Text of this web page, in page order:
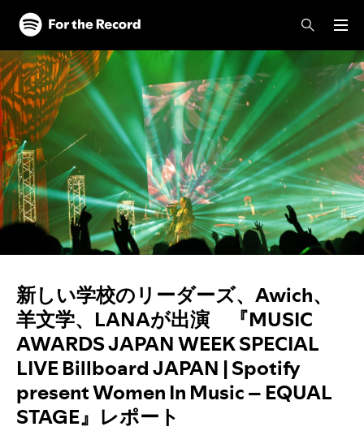
新しい学校のリーダーズ、Awich、
羊文学、LANAが出演 『MUSIC
AWARDS JAPAN WEEK SPECIAL
LIVE Billboard JAPAN | Spotify
present Women In Music – EQUAL
STAGE』レポート